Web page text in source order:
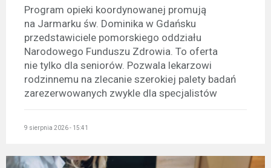
Program opieki koordynowanej promują
na Jarmarku św. Dominika w Gdańsku
przedstawiciele pomorskiego oddziału
Narodowego Funduszu Zdrowia. To oferta
nie tylko dla seniorów. Pozwala lekarzowi
rodzinnemu na zlecanie szerokiej palety badań
zarezerwowanych zwykle dla specjalistów
9 sierpnia 2026 - 15:41